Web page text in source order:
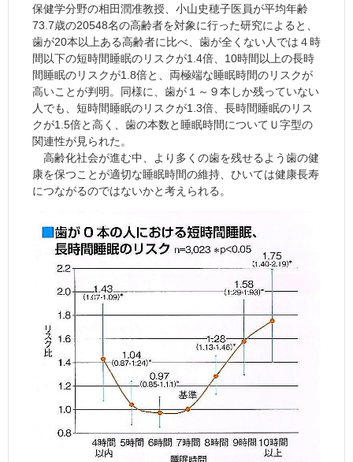
保健学分野の相田潤准教授、小山史穂子医員が平均年齢
73.7歳の20548名の高齢者を対象に行った研究によると、
歯が20本以上ある高齢者に比べ、歯が全くない人では４時
間以下の短時間睡眠のリスクが1.4倍、10時間以上の長時
間睡眠のリスクが1.8倍と、両極端な睡眠時間のリスクが
高いことが判明。同様に、歯が１～９本しか残っていない
人でも、短時間睡眠のリスクが1.3倍、長時間睡眠のリス
クが1.5倍と高く、歯の本数と睡眠時間についてＵ字型の
関連性が見られた。
高齢化社会が進む中、より多くの歯を残せるよう歯の健
康を保つことが適切な睡眠時間の維持、ひいては健康長寿
につながるのではないかと考えられる。